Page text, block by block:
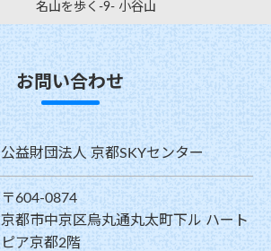
名山を歩く-9- 小谷山
お問い合わせ
公益財団法人 京都SKYセンター
〒604-0874
京都市中京区烏丸通丸太町下ル ハート
ピア京都2階